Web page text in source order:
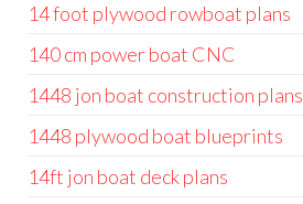
14 foot plywood rowboat plans
140 cm power boat CNC
1448 jon boat construction plans
1448 plywood boat blueprints
14ft jon boat deck plans